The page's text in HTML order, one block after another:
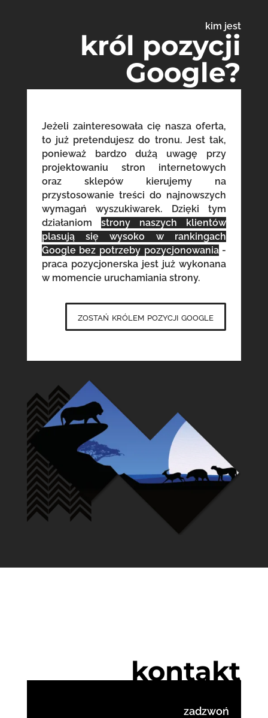
kim jest
król pozycji
Google?
Jeżeli zainteresowała cię nasza oferta,
to już pretendujesz do tronu. Jest tak,
ponieważ bardzo dużą uwagę przy
projektowaniu stron internetowych
oraz sklepów kierujemy na
przystosowanie treści do najnowszych
wymagań wyszukiwarek. Dzięki tym
działaniom strony naszych klientów
plasują się wysoko w rankingach
Google bez potrzeby pozycjonowania-
praca pozycjonerska jest już wykonana
w momencie uruchamiania strony.
zostań królem pozycji google
kontakt
zadzwoń